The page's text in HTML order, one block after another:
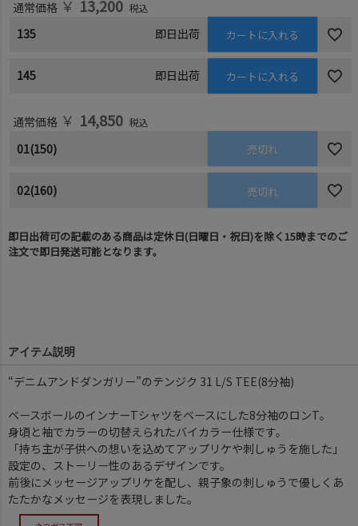
通常価格 ￥ 13,200 税込
135 即日出荷 カートに入れる
145 即日出荷 カートに入れる
通常価格 ￥ 14,850 税込
01(150) 売切れ
02(160) 売切れ
即日出荷可の記載のある商品は定休日(日曜日・祝日)を除く15時までのご
注文で即日発送可能となります。
アイテム説明
“デニムアンドダンガリー”のテンジク 31 L/S TEE(8分袖)
ベースボールのインナーTシャツをベースにした8分袖のロンT。
身頃と袖でカラーの切替えられたバイカラー仕様です。
「持ち主が子供への想いを込めてアップリケや刺しゅうを施した」
設定の、ストーリー性のあるデザインです。
前後にメッセージアップリケを配し、親子象の刺しゅうで優しくあ
たたかなメッセージを表現しました。